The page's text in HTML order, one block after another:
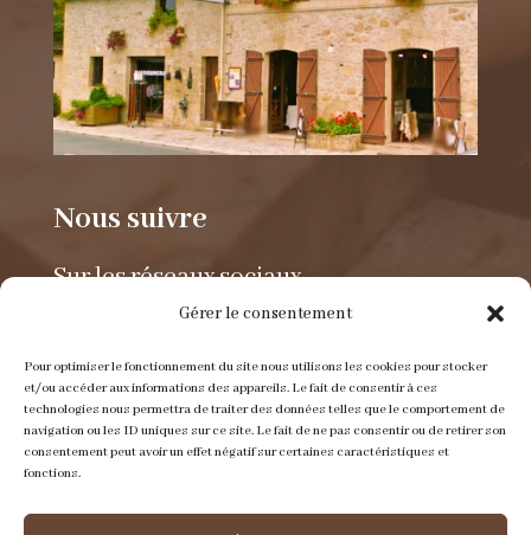
Gérer le consentement
Pour optimiser le fonctionnement du site nous utilisons les cookies pour stocker
et/ou accéder aux informations des appareils. Le fait de consentir à ces
technologies nous permettra de traiter des données telles que le comportement de
navigation ou les ID uniques sur ce site. Le fait de ne pas consentir ou de retirer son
consentement peut avoir un effet négatif sur certaines caractéristiques et
fonctions.
Nous suivre
Sur les réseaux sociaux.
Envoyer un e-mail